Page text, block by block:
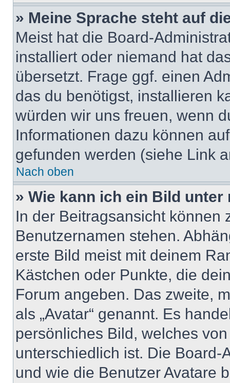
» Meine Sprache steht auf
Meist hat die Board-
installiert oder niemand hat
übersetzt. Frage ggf. einen
das du benötigst, installieren
würden wir uns freuen, wenn
Informationen dazu können
gefunden werden (siehe Link
Nach oben
» Wie kann ich ein Bild
In der Beitragsansicht können
Benutzernamen stehen.
erste Bild meist mit deinem
Kästchen oder Punkte, die
Forum angeben. Das zweite,
als „Avatar“ genannt. Es
persönliches Bild, welches
unterschiedlich ist. Die
und wie die Benutzer Avatare